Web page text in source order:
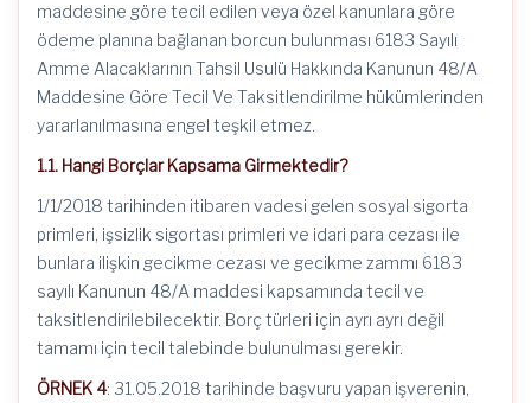
maddesine göre tecil edilen veya özel kanunlara göre
ödeme planına bağlanan borcun bulunması 6183 Sayılı
Amme Alacaklarının Tahsil Usulü Hakkında Kanunun 48/A
Maddesine Göre Tecil Ve Taksitlendirilme hükümlerinden
yararlanılmasına engel teşkil etmez.
1.1. Hangi Borçlar Kapsama Girmektedir?
1/1/2018 tarihinden itibaren vadesi gelen sosyal sigorta
primleri, işsizlik sigortası primleri ve idari para cezası ile
bunlara ilişkin gecikme cezası ve gecikme zammı 6183
sayılı Kanunun 48/A maddesi kapsamında tecil ve
taksitlendirilebilecektir. Borç türleri için ayrı ayrı değil
tamamı için tecil talebinde bulunulması gerekir.
ÖRNEK 4: 31.05.2018 tarihinde başvuru yapan işverenin,